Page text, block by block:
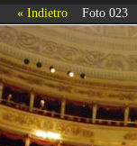
« Indietro Foto 023